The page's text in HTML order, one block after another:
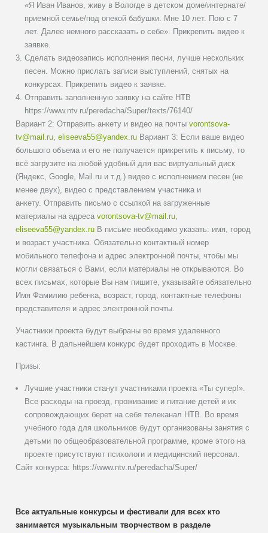
«Я Иван Иванов, живу в Вологде в детском доме/интернате/
приемной семье/под опекой бабушки. Мне 10 лет. Пою с 7
лет. Далее немного рассказать о себе». Прикрепить видео к
заявке.
Сделать видеозапись исполнения песни, лучше нескольких
песен. Можно прислать записи выступлений, снятых на
конкурсах. Прикрепить видео к заявке.
Отправить заполненную заявку на сайте НТВ
https://www.ntv.ru/peredacha/Super/texts/76140/
Вариант 2: Отправить анкету и видео на почтыvorontsova-
tv@mail.ru,eliseeva55@yandex.ru Вариант 3: Если ваше видео
большого объема и его не получается прикрепить к письму, то
всё загрузите на любой удобный для вас виртуальный диск
(Яндекс, Google, Mail.ru и т.д.) видео с исполнением песен (не
менее двух), видео с представлением участника и
анкету. Отправить письмо с ссылкой на загруженные
материалы на адресаvorontsova-tv@mail.ru,
eliseeva55@yandex.ru В письме необходимо указать: имя, город
и возраст участника. Обязательно контактный номер
мобильного телефона и адрес электронной почты, чтобы мы
могли связаться с Вами, если материалы не открываются. Во
всех письмах, которые Вы нам пишите, указывайте обязательно
Имя Фамилию ребенка, возраст, город, контактные телефоны
представителя и адрес электронной почты.
Участники проекта будут выбраны во время удаленного
кастинга. В дальнейшем конкурс будет проходить в Москве.
Призы:
Лучшие участники станут участниками проекта «Ты супер!».
Все расходы на проезд, проживание и питание детей и их
сопровождающих берет на себя телеканал НТВ. Во время
учебного года для школьников будут организованы занятия с
детьми по общеобразовательной программе, кроме этого на
проекте присутствуют психологи и медицинский персонал.
Сайт конкурса: https://www.ntv.ru/peredacha/Super/
Все актуальные конкурсы и фестивали для всех кто
занимается музыкальным творчеством в разделе